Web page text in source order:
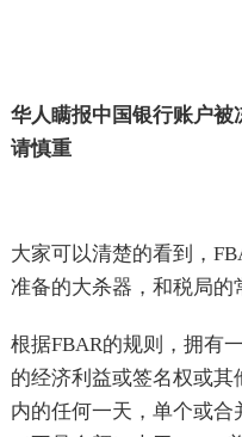
华人瞒报中国银行账户
请慎重
大家可以清楚的看到，
准备的大杀器，和税局的
根据FBAR的规则，拥有
的经济利益或签名权或
内的任何一天，单个或